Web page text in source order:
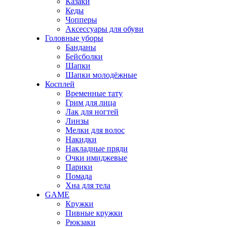
Кеды
Чопперы
Аксессуары для обуви
Головные уборы
Банданы
Бейсболки
Шапки
Шапки молодёжные
Косплей
Временные тату
Грим для лица
Лак для ногтей
Линзы
Мелки для волос
Накидки
Накладные пряди
Очки имиджевые
Парики
Помада
Хна для тела
GAME
Кружки
Пивные кружки
Рюкзаки